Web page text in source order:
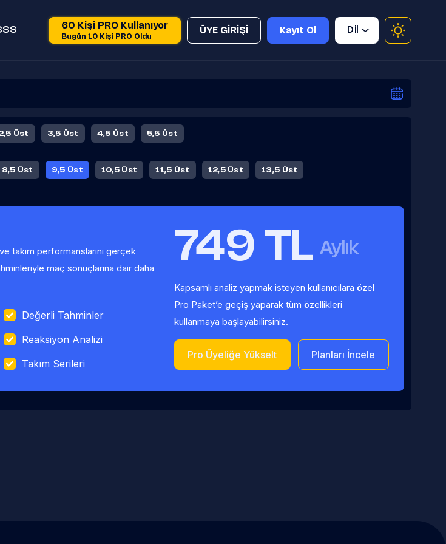
60 Kişi PRO Kullanıyor
Bugün 10 Kişi PRO Oldu
ÜYE GİRİŞİ Kayıt Ol Dil
Üst 3,5 Üst 4,5 Üst 5,5 Üst
8,5 Üst 9,5 Üst 10,5 Üst 11,5 Üst 12,5 Üst 13,5 Üst
takım performanslarını gerçek
maç sonuçlarına dair daha
Değerli Tahminler
Reaksiyon Analizi
Takım Serileri
749 TL Aylık
Kapsamlı analiz yapmak isteyen kullanıcılara özel
Pro Paket’e geçiş yaparak tüm özellikleri
kullanmaya başlayabilirsiniz.
Pro Üyeliğe Yükselt Planları İncele